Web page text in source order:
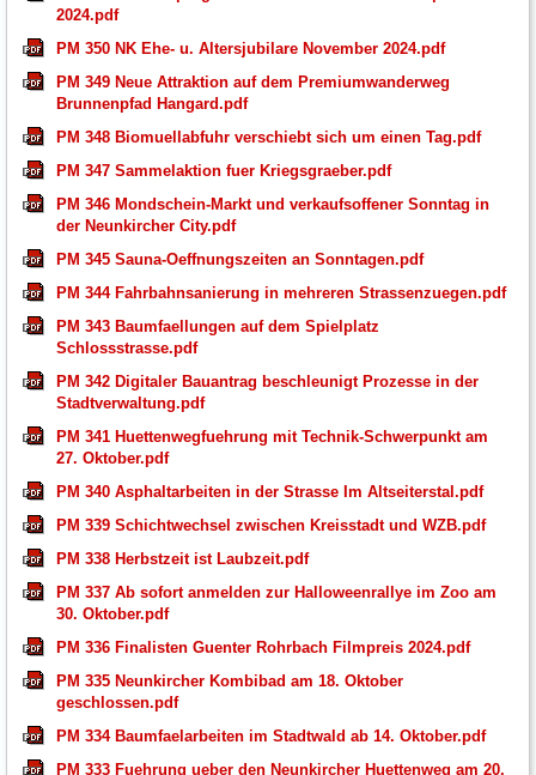
2024.pdf
PM 350 NK Ehe- u. Altersjubilare November 2024.pdf
PM 349 Neue Attraktion auf dem Premiumwanderweg
Brunnenpfad Hangard.pdf
PM 348 Biomuellabfuhr verschiebt sich um einen Tag.pdf
PM 347 Sammelaktion fuer Kriegsgraeber.pdf
PM 346 Mondschein-Markt und verkaufsoffener Sonntag in
der Neunkircher City.pdf
PM 345 Sauna-Oeffnungszeiten an Sonntagen.pdf
PM 344 Fahrbahnsanierung in mehreren Strassenzuegen.pdf
PM 343 Baumfaellungen auf dem Spielplatz
Schlossstrasse.pdf
PM 342 Digitaler Bauantrag beschleunigt Prozesse in der
Stadtverwaltung.pdf
PM 341 Huettenwegfuehrung mit Technik-Schwerpunkt am
27. Oktober.pdf
PM 340 Asphaltarbeiten in der Strasse Im Altseiterstal.pdf
PM 339 Schichtwechsel zwischen Kreisstadt und WZB.pdf
PM 338 Herbstzeit ist Laubzeit.pdf
PM 337 Ab sofort anmelden zur Halloweenrallye im Zoo am
30. Oktober.pdf
PM 336 Finalisten Guenter Rohrbach Filmpreis 2024.pdf
PM 335 Neunkircher Kombibad am 18. Oktober
geschlossen.pdf
PM 334 Baumfaelarbeiten im Stadtwald ab 14. Oktober.pdf
PM 333 Fuehrung ueber den Neunkircher Huettenweg am 20.